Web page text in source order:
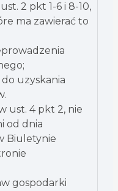
2 pkt 1-6 i 8-10,
ma zawierać to
uzyskania
ust. 4 pkt 2, nie
od dnia
Biuletynie
gospodarki